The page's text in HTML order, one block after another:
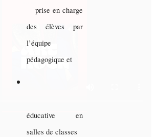
prise en charge
des élèves par
l’équipe
pédagogique et
éducative en
salles de classes